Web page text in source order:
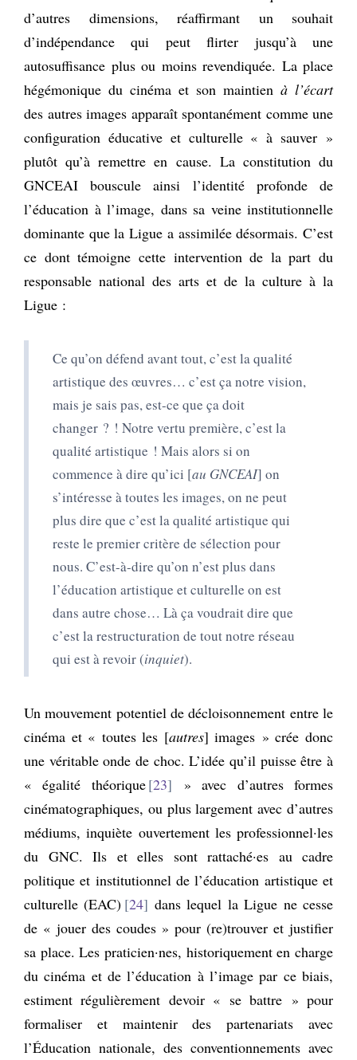
d’autres dimensions, réaffirmant un souhait
d’indépendance qui peut flirter jusqu’à une
autosuffisance plus ou moins revendiquée. La place
hégémonique du cinéma et son maintien à l’écart
des autres images apparaît spontanément comme une
configuration éducative et culturelle « à sauver »
plutôt qu’à remettre en cause. La constitution du
GNCEAI bouscule ainsi l’identité profonde de
l’éducation à l’image, dans sa veine institutionnelle
dominante que la Ligue a assimilée désormais. C’est
ce dont témoigne cette intervention de la part du
responsable national des arts et de la culture à la
Ligue :
Ce qu’on défend avant tout, c’est la qualité
artistique des œuvres… c’est ça notre vision,
mais je sais pas, est-ce que ça doit
changer ? ! Notre vertu première, c’est la
qualité artistique ! Mais alors si on
commence à dire qu’ici [au GNCEAI] on
s’intéresse à toutes les images, on ne peut
plus dire que c’est la qualité artistique qui
reste le premier critère de sélection pour
nous. C’est-à-dire qu’on n’est plus dans
l’éducation artistique et culturelle on est
dans autre chose… Là ça voudrait dire que
c’est la restructuration de tout notre réseau
qui est à revoir (inquiet).
Un mouvement potentiel de décloisonnement entre le
cinéma et « toutes les [autres] images » crée donc
une véritable onde de choc. L’idée qu’il puisse être à
« égalité théorique 23
» avec d’autres formes
cinématographiques, ou plus largement avec d’autres
médiums, inquiète ouvertement les professionnel·les
du GNC. Ils et elles sont rattaché·es au cadre
politique et institutionnel de l’éducation artistique et
culturelle (EAC) 24 dans lequel la Ligue ne cesse
de « jouer des coudes » pour (re)trouver et justifier
sa place. Les praticien·nes, historiquement en charge
du cinéma et de l’éducation à l’image par ce biais,
estiment régulièrement devoir « se battre » pour
formaliser et maintenir des partenariats avec
l’Éducation nationale, des conventionnements avec